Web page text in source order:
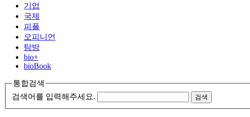
기업
국제
피플
오피니언
탐방
bio+
bioBook
통합검색
검색어를 입력해주세요.
검색